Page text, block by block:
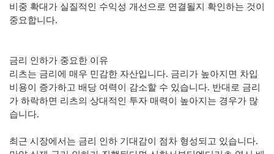
비중 확대가 실질적인 수익성 개선으로 연결될지 확인하는 것이
중요합니다.
금리 인하가 중요한 이유
리츠는 금리에 매우 민감한 자산입니다. 금리가 높아지면 차입
비용이 증가하고 배당 여력이 감소할 수 있습니다. 반대로 금리
가 하락하면 리츠의 상대적인 투자 매력이 높아지는 경우가 많
습니다.
최근 시장에서는 금리 인하 기대감이 점차 형성되고 있습니다.